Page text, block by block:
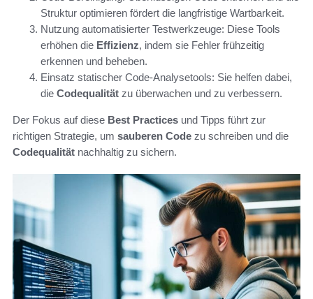
Struktur optimieren fördert die langfristige Wartbarkeit.
Nutzung automatisierter Testwerkzeuge: Diese Tools
erhöhen die Effizienz, indem sie Fehler frühzeitig
erkennen und beheben.
Einsatz statischer Code-Analysetools: Sie helfen dabei,
die Codequalität zu überwachen und zu verbessern.
Der Fokus auf diese Best Practices und Tipps führt zur
richtigen Strategie, um sauberen Code zu schreiben und die
Codequalität nachhaltig zu sichern.